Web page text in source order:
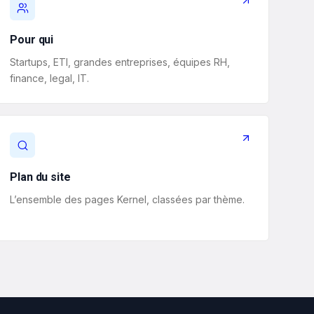
Pour qui
Startups, ETI, grandes entreprises, équipes RH,
finance, legal, IT.
Plan du site
L’ensemble des pages Kernel, classées par thème.